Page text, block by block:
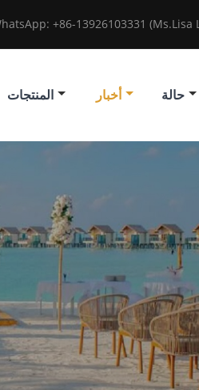
+86-13926103331 (Ms.Lisa
المنتجات أخبار حالة